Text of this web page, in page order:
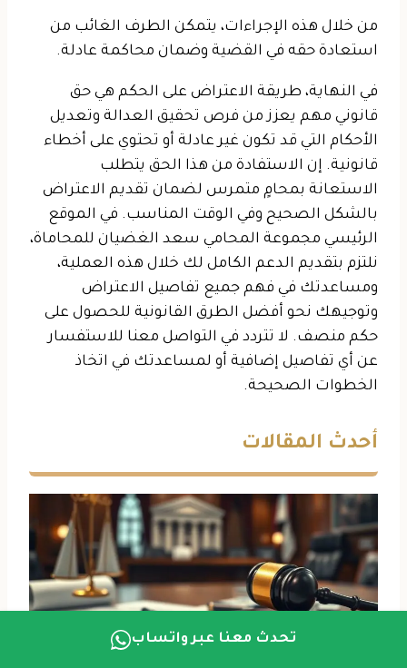
تحدث معنا عبر واتساب
من خلال هذه الإجراءات، يتمكن الطرف الغائب من
استعادة حقه في القضية وضمان محاكمة عادلة.
في النهاية، طريقة الاعتراض على الحكم هي حق
قانوني مهم يعزز من فرص تحقيق العدالة وتعديل
الأحكام التي قد تكون غير عادلة أو تحتوي على أخطاء
قانونية. إن الاستفادة من هذا الحق يتطلب
الاستعانة بمحامٍ متمرس لضمان تقديم الاعتراض
بالشكل الصحيح وفي الوقت المناسب. في الموقع
الرئيسي مجموعة المحامي سعد الغضيان للمحاماة،
نلتزم بتقديم الدعم الكامل لك خلال هذه العملية،
ومساعدتك في فهم جميع تفاصيل الاعتراض
وتوجيهك نحو أفضل الطرق القانونية للحصول على
حكم منصف. لا تتردد في التواصل معنا للاستفسار
عن أي تفاصيل إضافية أو لمساعدتك في اتخاذ
الخطوات الصحيحة.
أحدث المقالات